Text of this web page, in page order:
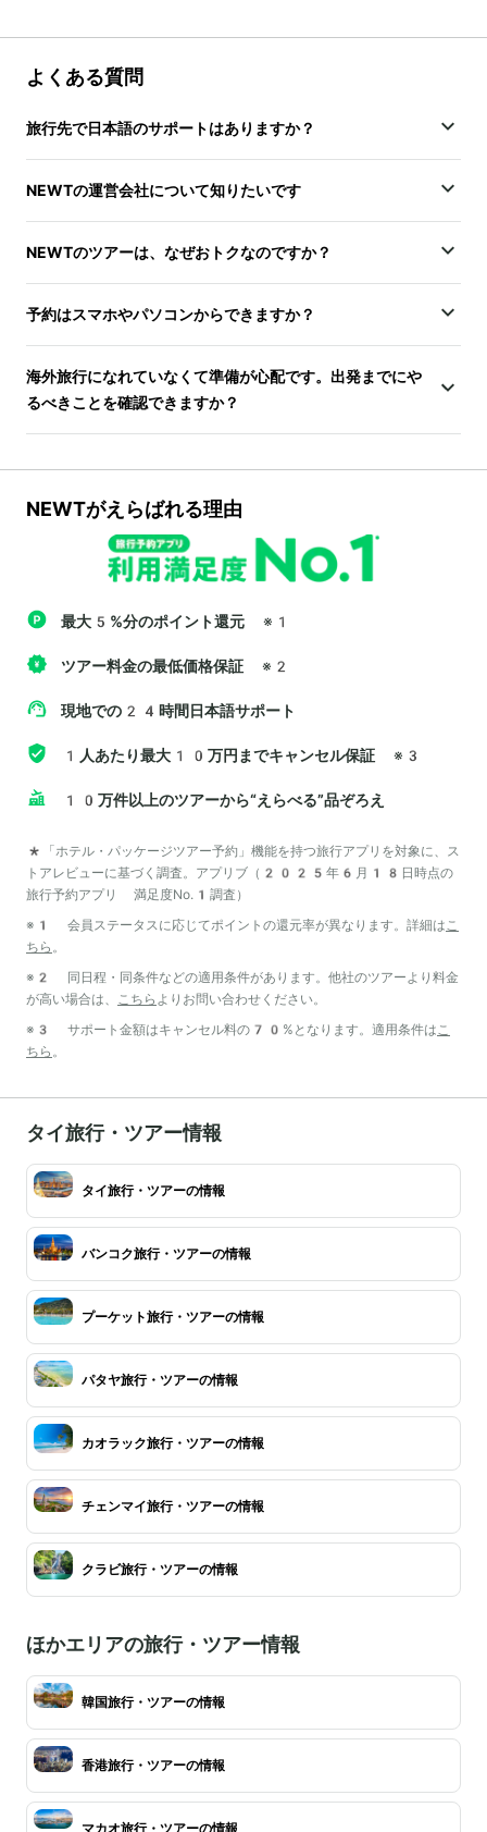
よくある質問
旅行先で日本語のサポートはありますか？
NEWTの運営会社について知りたいです
NEWTのツアーは、なぜおトクなのですか？
予約はスマホやパソコンからできますか？
海外旅行になれていなくて準備が心配です。出発までにや
るべきことを確認できますか？
NEWTがえらばれる理由
最大5%分のポイント還元 ※1
ツアー料金の最低価格保証 ※2
現地での24時間日本語サポート
1人あたり最大10万円までキャンセル保証 ※3
10万件以上のツアーから“えらべる”品ぞろえ
*「ホテル・パッケージツアー予約」機能を持つ旅行アプリを対象に、ス
トアレビューに基づく調査。アプリブ（2025年6月18日時点の
旅行予約アプリ 満足度No.1調査）
※1 会員ステータスに応じてポイントの還元率が異なります。詳細は こ
ちら 。
※2 同日程・同条件などの適用条件があります。他社のツアーより料金
が高い場合は、
こちら よりお問い合わせください。
※3 サポート金額はキャンセル料の70%となります。適用条件は こ
ちら 。
タイ旅行・ツアー情報
タイ旅行・ツアーの情報
バンコク旅行・ツアーの情報
プーケット旅行・ツアーの情報
パタヤ旅行・ツアーの情報
カオラック旅行・ツアーの情報
チェンマイ旅行・ツアーの情報
クラビ旅行・ツアーの情報
ほかエリアの旅行・ツアー情報
韓国旅行・ツアーの情報
香港旅行・ツアーの情報
マカオ旅行・ツアーの情報